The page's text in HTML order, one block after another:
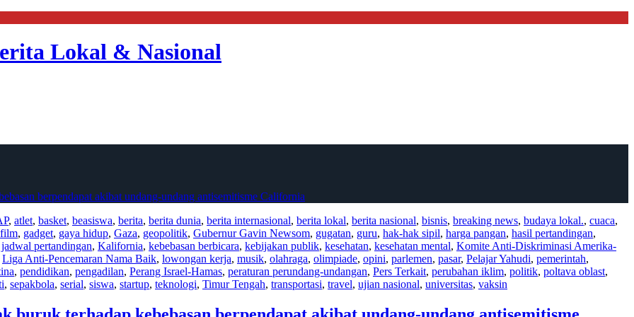
Lokal & Nasional
berpendapat akibat undang-undang antisemitisme California
, atlet, basket, beasiswa, berita, berita dunia, berita internasional, berita lokal, berita nasional, bisnis, breaking news, budaya lokal., cuaca,
film, gadget, gaya hidup, Gaza, geopolitik, Gubernur Gavin Newsom, gugatan, guru, hak-hak sipil, harga pangan, hasil pertandingan,
jadwal pertandingan, Kalifornia, kebebasan berbicara, kebijakan publik, kesehatan, kesehatan mental, Komite Anti-Diskriminasi Amerika-
Liga Anti-Pencemaran Nama Baik, lowongan kerja, musik, olahraga, olimpiade, opini, parlemen, pasar, Pelajar Yahudi, pemerintah,
, pendidikan, pengadilan, Perang Israel-Hamas, peraturan perundang-undangan, Pers Terkait, perubahan iklim, politik, poltava oblast,
, sepakbola, serial, siswa, startup, teknologi, Timur Tengah, transportasi, travel, ujian nasional, universitas, vaksin